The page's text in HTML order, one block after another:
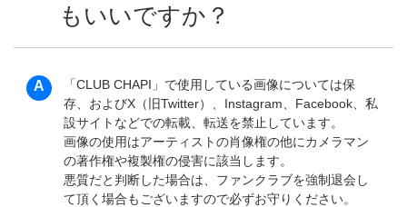
もいいですか？
「CLUB CHAPI」で使用している画像については保
存、およびX（旧Twitter）、Instagram、Facebook、私
設サイトなどでの転載、転送を禁止しています。
画像の使用はアーティストの肖像権の他にカメラマン
の著作権や複製権の侵害に該当します。
悪質だと判断した場合は、ファンクラブを強制退会し
て頂く場合もございますので必ずお守りください。